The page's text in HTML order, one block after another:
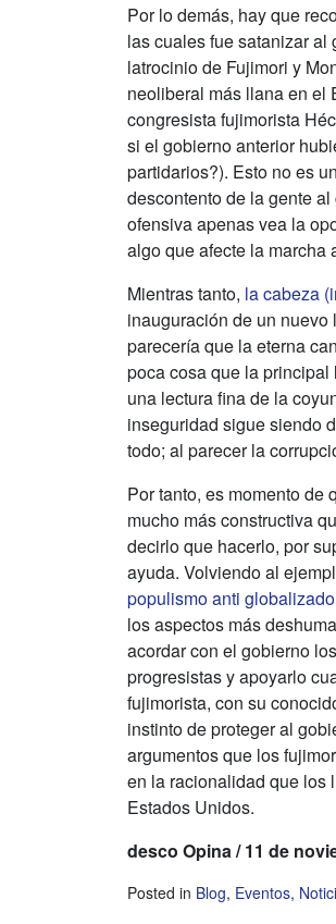
Por lo demás, hay que
las cuales fue satanizar
latrocinio de Fujimori y
neoliberal más llana en el
congresista fujimorista
si el gobierno anterior
partidarios?). Esto no es
descontento de la gente
ofensiva apenas vea la
algo que afecte la marcha
Mientras tanto, la cabeza
inauguración de un
parecería que la eterna
poca cosa que la
una lectura fina de la
inseguridad sigue siendo
todo; al parecer la
Por tanto, es momento de
mucho más constructiva
decirlo que hacerlo, por
ayuda. Volviendo al
populismo anti
los aspectos más
acordar con el gobierno
progresistas y apoyarlo
fujimorista, con su
instinto de proteger al
argumentos que los
en la racionalidad que los
Estados Unidos.
desco Opina / 11 de
Posted in Blog, Eventos,